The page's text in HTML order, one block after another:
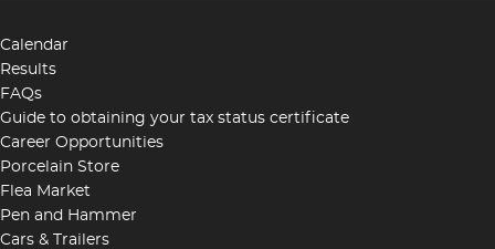
Calendar
Results
FAQs
Guide to obtaining your tax status certificate
Career Opportunities
Porcelain Store
Flea Market
Pen and Hammer
Cars & Trailers